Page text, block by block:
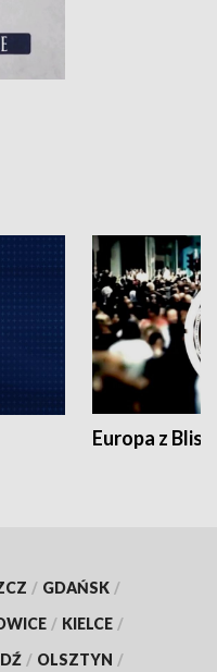
Europa z
/ GDAŃSK /
/ KIELCE /
/ OLSZTYN /